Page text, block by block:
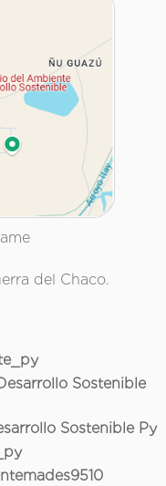
del Chaco.
Sostenible
Sostenible Py